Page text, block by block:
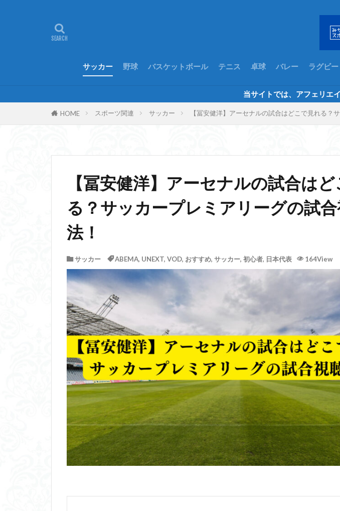
サッカー 野球 バスケットボール テニス 卓球 バレー ラグビー
当サイトでは、アフェリエ
HOME スポーツ関連 サッカー 【冨安健洋】アーセナルの試合はどこで見れる？
【冨安健洋】アーセナルの試合は
る？サッカープレミアリーグの試
法！
サッカー ABEMA, UNEXT, VOD, おすすめ, サッカー, 初心者, 日本代表 164View